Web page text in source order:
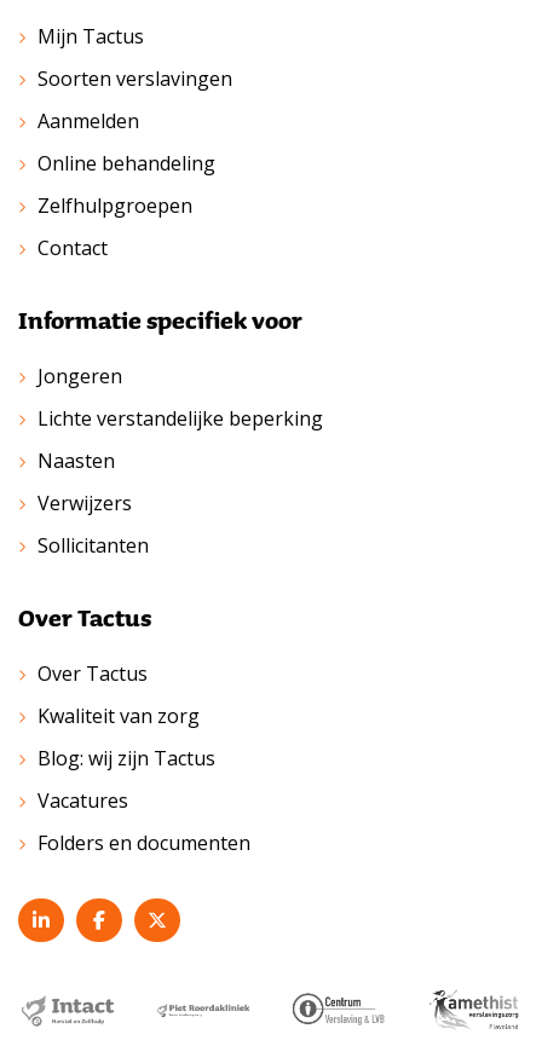
Mijn Tactus
Soorten verslavingen
Aanmelden
Online behandeling
Zelfhulpgroepen
Contact
Informatie specifiek voor
Jongeren
Lichte verstandelijke beperking
Naasten
Verwijzers
Sollicitanten
Over Tactus
Over Tactus
Kwaliteit van zorg
Blog: wij zijn Tactus
Vacatures
Folders en documenten